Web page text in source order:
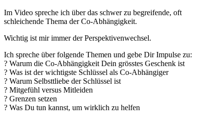
Im Video spreche ich über das schwer zu begreifende, oft
schleichende Thema der Co-Abhängigkeit.
Wichtig ist mir immer der Perspektivenwechsel.
Ich spreche über folgende Themen und gebe Dir Impulse zu:
? Warum die Co-Abhängigkeit Dein grösstes Geschenk ist
? Was ist der wichtigste Schlüssel als Co-Abhängiger
? Warum Selbsttliebe der Schlüssel ist
? Mitgefühl versus Mitleiden
? Grenzen setzen
? Was Du tun kannst, um wirklich zu helfen